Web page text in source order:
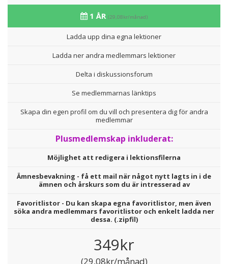
1 ÅR (29,08kr/månad)
Ladda upp dina egna lektioner
Ladda ner andra medlemmars lektioner
Delta i diskussionsforum
Se medlemmarnas länktips
Skapa din egen profil om du vill och presentera dig för andra
medlemmar
Plusmedlemskap inkluderat:
Möjlighet att redigera i lektionsfilerna
Ämnesbevakning - få ett mail när något nytt lagts in i de
ämnen och årskurs som du är intresserad av
Favoritlistor - Du kan skapa egna favoritlistor, men även
söka andra medlemmars favoritlistor och enkelt ladda ner
dessa. (.zipfil)
349kr
(29,08kr/månad)